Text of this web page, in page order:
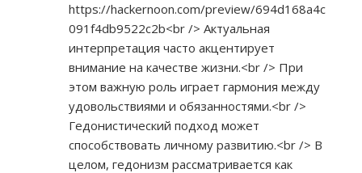
https://hackernoon.com/preview/694d168a4c
091f4db9522c2b<br /> Актуальная
интерпретация часто акцентирует
внимание на качестве жизни.<br /> При
этом важную роль играет гармония между
удовольствиями и обязанностями.<br />
Гедонистический подход может
способствовать личному развитию.<br /> В
целом, гедонизм рассматривается как